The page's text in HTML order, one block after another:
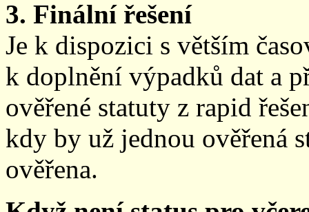
3. Finální řešení
Je k dispozici s větším
k doplnění výpadků dat a
ověřené statuty z rapid
kdy by už jednou ověřená
ověřena.